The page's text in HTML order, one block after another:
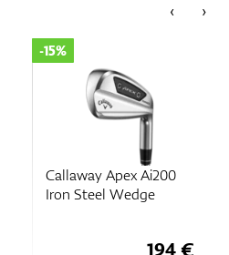
‹ ›
Callaway Apex Ai200
Iron Steel Wedge
-15%
194 €